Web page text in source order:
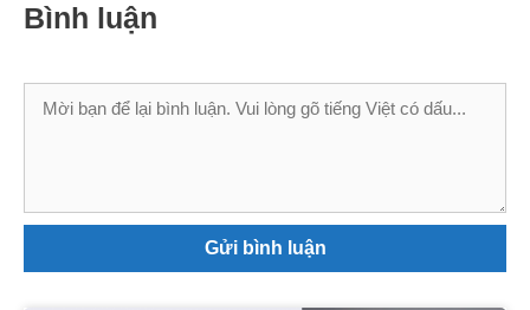
Bình luận
Bình